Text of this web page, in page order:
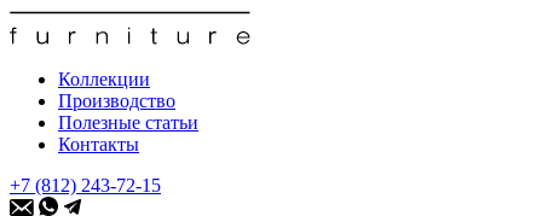
Коллекции
Производство
Полезные статьи
Контакты
+7 (812) 243-72-15